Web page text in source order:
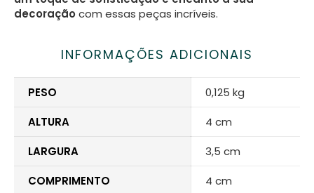
decoraçãocom essas peças incríveis.
INFORMAÇÕES ADICIONAIS
PESO
0,125 kg
ALTURA
4 cm
LARGURA
3,5 cm
COMPRIMENTO
4 cm